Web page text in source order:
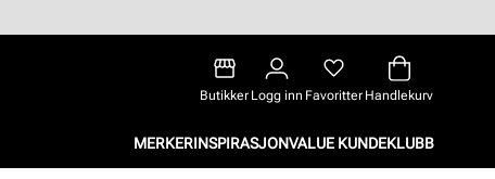
Butikker Logg inn Favoritter Handlekurv
MERKERINSPIRASJONVALUE KUNDEKLUBB